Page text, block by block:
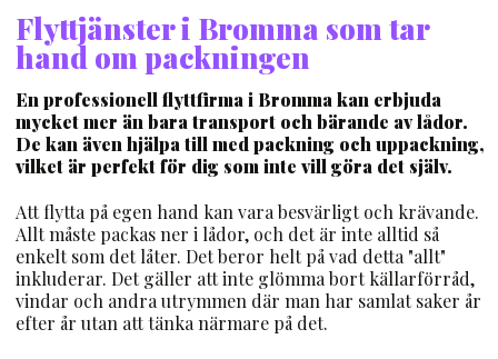
Flyttjänster i Bromma som tar
hand om packningen
En professionell flyttfirma i Bromma kan erbjuda
mycket mer än bara transport och bärande av lådor.
De kan även hjälpa till med packning och uppackning,
vilket är perfekt för dig som inte vill göra det själv.
Att flytta på egen hand kan vara besvärligt och krävande.
Allt måste packas ner i lådor, och det är inte alltid så
enkelt som det låter. Det beror helt på vad detta "allt"
inkluderar. Det gäller att inte glömma bort källarförråd,
vindar och andra utrymmen där man har samlat saker år
efter år utan att tänka närmare på det.